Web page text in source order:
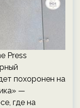
Press
похоронен на
—
где на